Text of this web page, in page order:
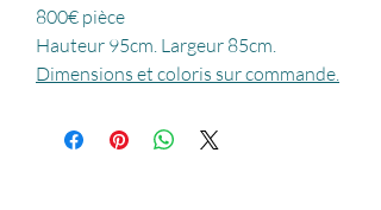
800€ pièce
Hauteur 95cm. Largeur 85cm.
Dimensions et coloris sur commande.